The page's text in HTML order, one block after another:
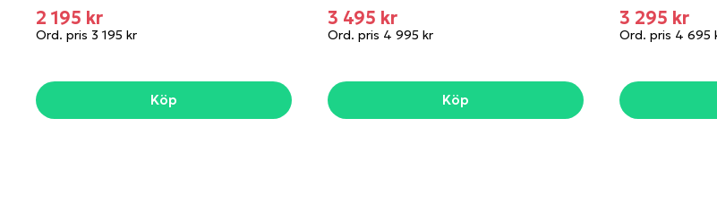
2 195 kr
Ord. pris 3 195 kr
Köp
3 495 kr
Ord. pris 4 995 kr
Köp
3 295 kr
Ord. pris 4 695